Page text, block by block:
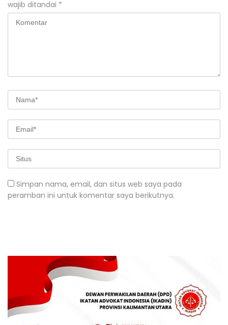
wajib ditandai *
Simpan nama, email, dan situs web saya pada
peramban ini untuk komentar saya berikutnya.